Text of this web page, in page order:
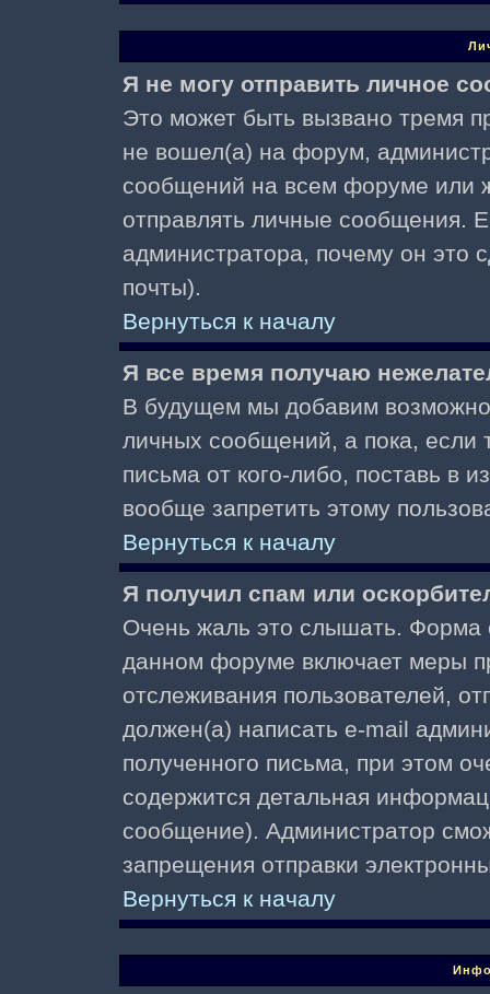
Я не могу отправить личное
Это может быть вызвано тремя
не вошел(а) на форум,
сообщений на всем форуме или
отправлять личные сообщения.
администратора, почему он это
почты).
Вернуться к началу
Я все время получаю
В будущем мы добавим
личных сообщений, а пока, если
письма от кого-либо, поставь в
вообще запретить этому
Вернуться к началу
Я получил спам или
Очень жаль это слышать. Форма
данном форуме включает меры
отслеживания пользователей,
должен(а) написать e-mail
полученного письма, при этом
содержится детальная
сообщение). Администратор
запрещения отправки
Вернуться к началу